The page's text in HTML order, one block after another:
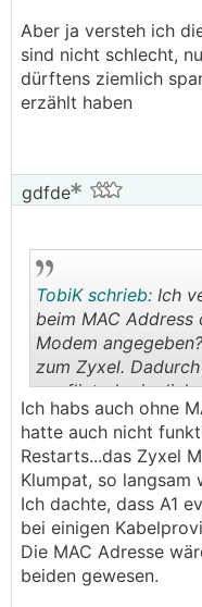
Aber ja versteh ich
sind nicht schlecht,
dürftens ziemlich
erzählt haben
gdfde
TobiK schrieb: Ich
beim MAC
Modem
zum Zyxel.
conflict, der
beiden Geräten
Ich habs auch ohne
hatte auch nicht
Restarts...das Zyxel
Klumpat, so langsam
Ich dachte, dass A1
bei einigen
Die MAC Adresse
beiden gewesen.